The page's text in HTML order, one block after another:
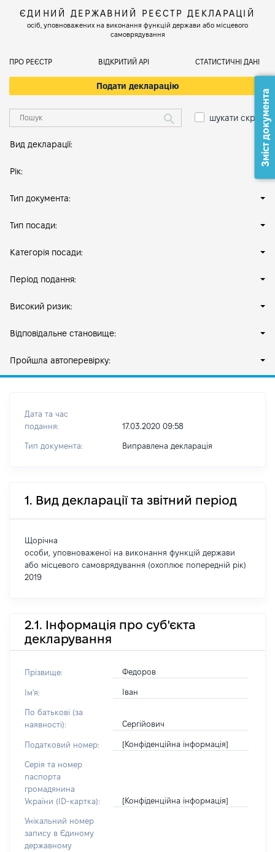
ЄДИНИЙ ДЕРЖАВНИЙ РЕЄСТР ДЕКЛАРАЦІЙ
осіб, уповноважених на виконання функцій держави або місцевого
самоврядування
ПРО РЕЄСТР ВІДКРИТИЙ АРІ СТАТИСТИЧНІ ДАНІ
Подати декларацію
шукати скрізь
Вид декларації:
Рік:
Тип документа:
Тип посади:
Категорія посади:
Період подання:
Високий ризик:
Відповідальне становище:
Пройшла автоперевірку:
Дата та час
подання:
17.03.2020 09:58
Тип документа: Виправлена декларація
1. Вид декларації та звітний період
Щорічна
особи, уповноваженої на виконання функцій держави
або місцевого самоврядування (охоплює попередній рік)
2019
2.1. Інформація про суб'єкта
декларування
Прізвище: Федоров
Ім'я: Іван
По батькові (за
наявності):
Сергійович
Податковий номер: [Конфіденційна інформація]
Серія та номер
паспорта
громадянина
України (ID-картка):
[Конфіденційна інформація]
Унікальний номер
запису в Єдиному
державному
Зміст документа